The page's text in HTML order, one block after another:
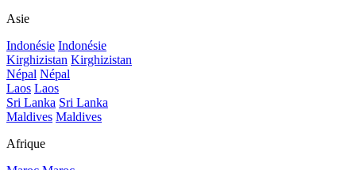
Asie
Indonésie Indonésie
Kirghizistan Kirghizistan
Népal Népal
Laos Laos
Sri Lanka Sri Lanka
Maldives Maldives
Afrique